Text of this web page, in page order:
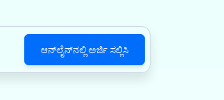
ಆನ್‌ಲೈನ್‌ನಲ್ಲಿ ಅರ್ಜಿ ಸಲ್ಲಿಸಿ